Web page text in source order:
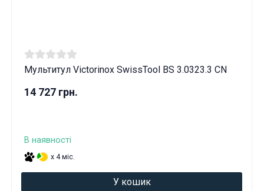
Мультитул Victorinox SwissTool BS 3.0323.3 CN
14 727 грн.
В наявності
x 4 міс.
У кошик